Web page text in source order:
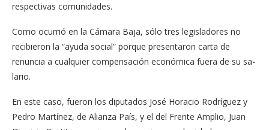
respectivas comunidades.
Como ocurrió en la Cá­mara Baja, sólo tres legis­ladores no
recibieron la “ayuda social” porque pre­sentaron carta de
renuncia a cualquier compensación económica fuera de su sa­
lario.
En este caso, fueron los diputados José Horacio Rodríguez y
Pedro Martí­nez, de Alianza País, y el del Frente Amplio, Juan